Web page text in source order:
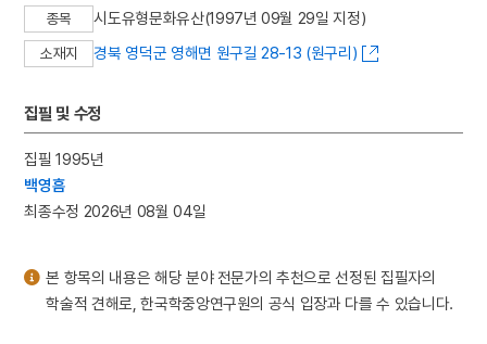
종목 시도유형문화유산(1997년 09월 29일 지정)
소재지 경북 영덕군 영해면 원구길 28-13 (원구리)
집필 및 수정
집필 1995년
백영흠
최종수정 2026년 08월 04일
본 항목의 내용은 해당 분야 전문가의 추천으로 선정된 집필자의
학술적 견해로, 한국학중앙연구원의 공식 입장과 다를 수 있습니다.